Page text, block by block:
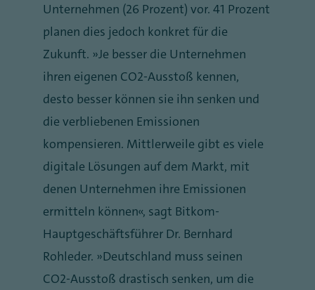
Unternehmen (26 Prozent) vor. 41 Prozent
planen dies jedoch konkret für die
Zukunft. „Je besser die Unternehmen
ihren eigenen CO2-Ausstoß kennen,
desto besser können sie ihn senken und
die verbliebenen Emissionen
kompensieren. Mittlerweile gibt es viele
digitale Lösungen auf dem Markt, mit
denen Unternehmen ihre Emissionen
ermitteln können“, sagt Bitkom-
Hauptgeschäftsführer Dr. Bernhard
Rohleder. „Deutschland muss seinen
CO2-Ausstoß drastisch senken, um die